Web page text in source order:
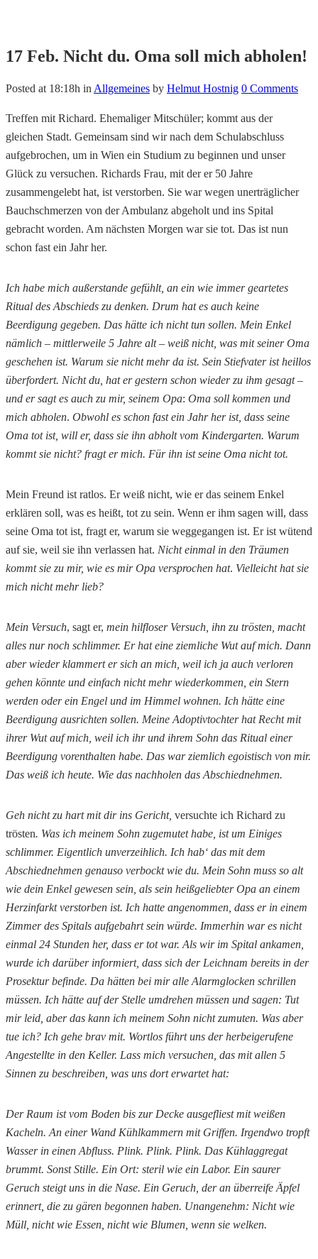
17 Feb. Nicht du. Oma soll mich abholen!
Posted at 18:18h in Allgemeines by Helmut Hostnig 0 Comments
Treffen mit Richard. Ehemaliger Mitschüler; kommt aus der
gleichen Stadt. Gemeinsam sind wir nach dem Schulabschluss
aufgebrochen, um in Wien ein Studium zu beginnen und unser
Glück zu versuchen. Richards Frau, mit der er 50 Jahre
zusammengelebt hat, ist verstorben. Sie war wegen unerträglicher
Bauchschmerzen von der Ambulanz abgeholt und ins Spital
gebracht worden. Am nächsten Morgen war sie tot. Das ist nun
schon fast ein Jahr her.
Ich habe mich außerstande gefühlt, an ein wie immer geartetes
Ritual des Abschieds zu denken. Drum hat es auch keine
Beerdigung gegeben. Das hätte ich nicht tun sollen. Mein Enkel
nämlich – mittlerweile 5 Jahre alt – weiß nicht, was mit seiner Oma
geschehen ist. Warum sie nicht mehr da ist. Sein Stiefvater ist heillos
überfordert. Nicht du, hat er gestern schon wieder zu ihm gesagt–
und er sagt es auch zu mir, seinem Opa: Oma soll kommen und
mich abholen. Obwohl es schon fast ein Jahr her ist, dass seine
Oma tot ist, will er, dass sie ihn abholt vom Kindergarten. Warum
kommt sie nicht? fragt er mich. Für ihn ist seine Oma nicht tot.
Mein Freund ist ratlos. Er weiß nicht, wie er das seinem Enkel
erklären soll, was es heißt, tot zu sein. Wenn er ihm sagen will, dass
seine Oma tot ist, fragt er, warum sie weggegangen ist. Er ist wütend
auf sie, weil sie ihn verlassen hat. Nicht einmal in den Träumen
kommt sie zu mir, wie es mir Opa versprochen hat. Vielleicht hat sie
mich nicht mehr lieb?
Mein Versuch, sagt er, mein hilfloser Versuch, ihn zu trösten, macht
alles nur noch schlimmer. Er hat eine ziemliche Wut auf mich. Dann
aber wieder klammert er sich an mich, weil ich ja auch verloren
gehen könnte und einfach nicht mehr wiederkommen, ein Stern
werden oder ein Engel und im Himmel wohnen. Ich hätte eine
Beerdigung ausrichten sollen. Meine Adoptivtochter hat Recht mit
ihrer Wut auf mich, weil ich ihr und ihrem Sohn das Ritual einer
Beerdigung vorenthalten habe. Das war ziemlich egoistisch von mir.
Das weiß ich heute. Wie das nachholen das Abschiednehmen.
Geh nicht zu hart mit dir ins Gericht, versuchte ich Richard zu
trösten. Was ich meinem Sohn zugemutet habe, ist um Einiges
schlimmer. Eigentlich unverzeihlich. Ich hab‘ das mit dem
Abschiednehmen genauso verbockt wie du. Mein Sohn muss so alt
wie dein Enkel gewesen sein, als sein heißgeliebter Opa an einem
Herzinfarkt verstorben ist. Ich hatte angenommen, dass er in einem
Zimmer des Spitals aufgebahrt sein würde. Immerhin war es nicht
einmal 24 Stunden her, dass er tot war. Als wir im Spital ankamen,
wurde ich darüber informiert, dass sich der Leichnam bereits in der
Prosektur befinde. Da hätten bei mir alle Alarmglocken schrillen
müssen. Ich hätte auf der Stelle umdrehen müssen und sagen: Tut
mir leid, aber das kann ich meinem Sohn nicht zumuten. Was aber
tue ich? Ich gehe brav mit. Wortlos führt uns der herbeigerufene
Angestellte in den Keller. Lass mich versuchen, das mit allen 5
Sinnen zu beschreiben, was uns dort erwartet hat:
Der Raum ist vom Boden bis zur Decke ausgefliest mit weißen
Kacheln. An einer Wand Kühlkammern mit Griffen. Irgendwo tropft
Wasser in einen Abfluss. Plink. Plink. Plink. Das Kühlaggregat
brummt. Sonst Stille. Ein Ort: steril wie ein Labor. Ein saurer
Geruch steigt uns in die Nase. Ein Geruch, der an überreife Äpfel
erinnert, die zu gären begonnen haben. Unangenehm: Nicht wie
Müll, nicht wie Essen, nicht wie Blumen, wenn sie welken.